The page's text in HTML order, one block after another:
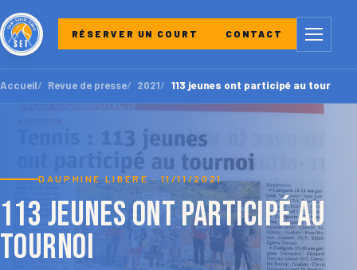
RÉSERVER UN COURT CONTACT Menu
Accueil Revue de presse 2021 113 jeunes ont participé au tournoi
DAUPHINÉ LIBÉRÉ · 11/11/2021
113 jeunes ont participé au
tournoi